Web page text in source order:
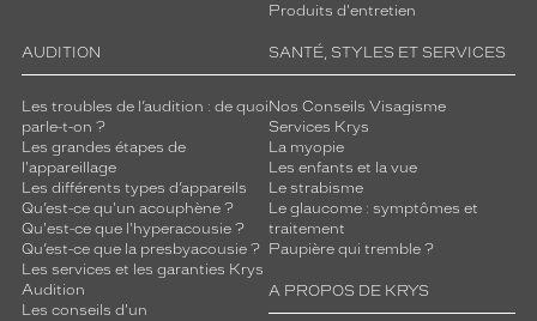
Produits d'entretien
AUDITION
Les troubles de l’audition : de quoi
parle-t-on ?
Les grandes étapes de
l'appareillage
Les différents types d’appareils
Qu’est-ce qu'un acouphène ?
Qu'est-ce que l'hyperacousie ?
Qu’est-ce que la presbyacousie ?
Les services et les garanties Krys
Audition
Les conseils d'un
SANTÉ, STYLES ET SERVICES
Nos Conseils Visagisme
Services Krys
La myopie
Les enfants et la vue
Le strabisme
Le glaucome : symptômes et
traitement
Paupière qui tremble ?
A PROPOS DE KRYS